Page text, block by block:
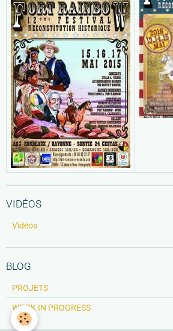
VIDÉOS
Vidéos
BLOG
PROJETS
WORK IN PROGRESS